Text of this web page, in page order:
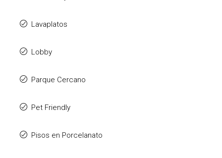
Lavaplatos
Lobby
Parque Cercano
Pet Friendly
Pisos en Porcelanato